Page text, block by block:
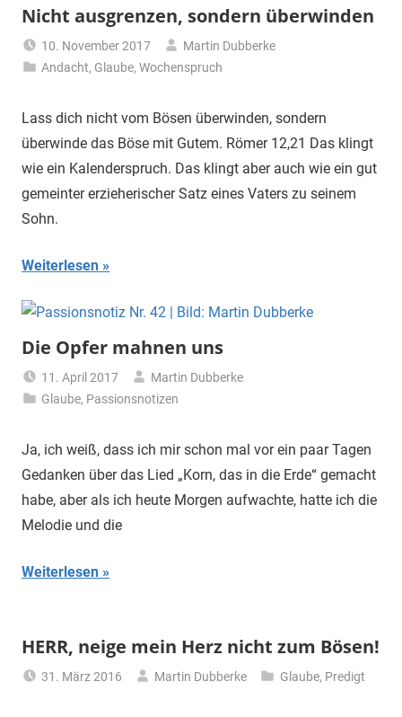
Nicht ausgrenzen, sondern überwinden
10. November 2017
Martin Dubberke
Andacht, Glaube,Wochenspruch
Lass dich nicht vom Bösen überwinden, sondern
überwinde das Böse mit Gutem. Römer 12,21 Das klingt
wie ein Kalenderspruch. Das klingt aber auch wie ein gut
gemeinter erzieherischer Satz eines Vaters zu seinem
Sohn.
Weiterlesen
Die Opfer mahnen uns
11. April 2017
Martin Dubberke
Glaube, Passionsnotizen
Ja, ich weiß, dass ich mir schon mal vor ein paar Tagen
Gedanken über das Lied „Korn, das in die Erde“ gemacht
habe, aber als ich heute Morgen aufwachte, hatte ich die
Melodie und die
Weiterlesen
HERR, neige mein Herz nicht zum Bösen!
31. März 2016 Martin Dubberke Glaube, Predigt